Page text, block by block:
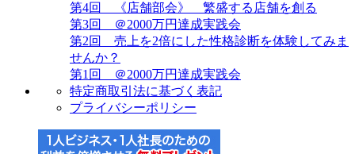
第4回 《店舗部会》 繁盛する店舗を創る
第3回 ＠2000万円達成実践会
第2回 売上を2倍にした性格診断を体験してみま
せんか？
第1回 ＠2000万円達成実践会
特定商取引法に基づく表記
プライバシーポリシー